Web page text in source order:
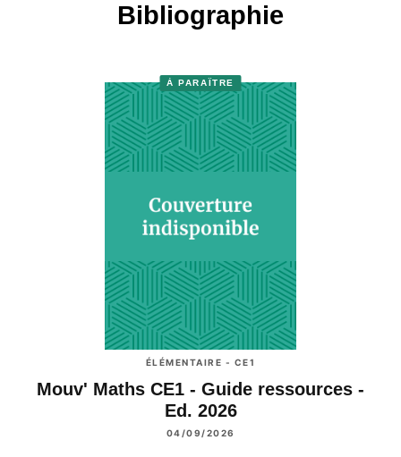
Bibliographie
À PARAÎTRE
ÉLÉMENTAIRE - CE1
Mouv' Maths CE1 - Guide ressources -
Ed. 2026
04/09/2026